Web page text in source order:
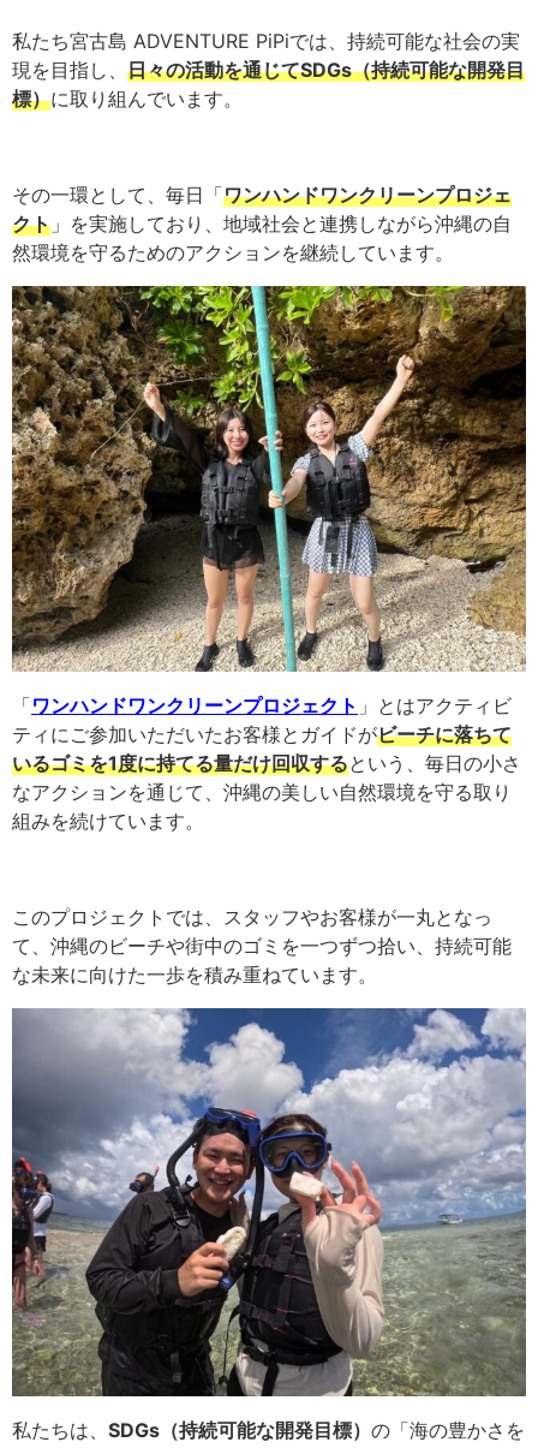
私たち宮古島 ADVENTURE PiPiでは、持続可能な社会の実
現を目指し、 日々の活動を通じてSDGs（持続可能な開発目
標）に取り組んでいます。
その一環として、毎日「ワンハンドワンクリーンプロジェ
クト 」を実施しており、地域社会と連携しながら沖縄の自
然環境を守るためのアクションを継続しています。
「ワンハンドワンクリーンプロジェクト 」とはアクティビ
ティにご参加いただいたお客様とガイドがビーチに落ちて
いるゴミを1度に持てる量だけ回収するという、毎日の小さ
なアクションを通じて、沖縄の美しい自然環境を守る取り
組みを続けています。
このプロジェクトでは、スタッフやお客様が一丸となっ
て、沖縄のビーチや街中のゴミを一つずつ拾い、持続可能
な未来に向けた一歩を積み重ねています。
私たちは、 SDGs（持続可能な開発目標） の「海の豊かさを